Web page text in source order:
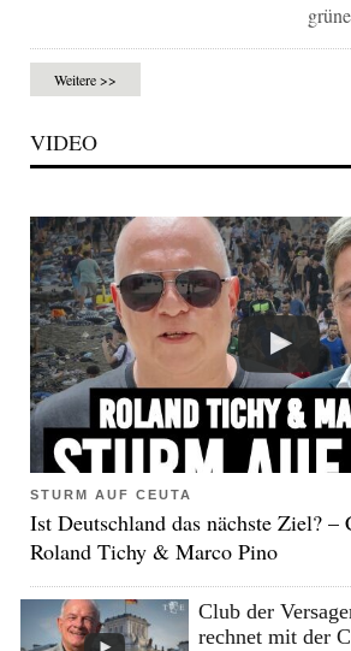
Weitere >>
VIDEO
STURM AUF CEUTA
Ist Deutschland das nächste Ziel? –
Roland Tichy & Marco Pino
Club der
rechnet mit der